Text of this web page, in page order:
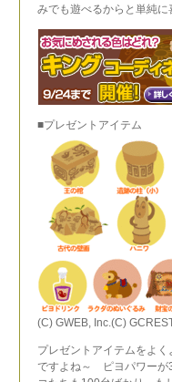
みでも遊べるからと単純
■プレゼントアイテム
(C) GWEB, Inc.(C)
プレゼントアイテムをよ
ですよね～ ピヨパワーが